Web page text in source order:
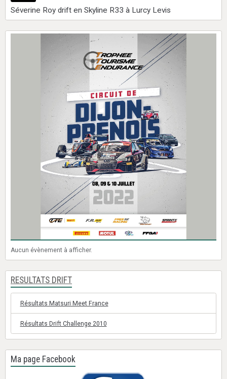
Séverine Roy drift en Skyline R33 à Lurcy Levis
Aucun évènement à afficher.
RESULTATS DRIFT
Résultats Matsuri Meet France
Résultats Drift Challenge 2010
Ma page Facebook